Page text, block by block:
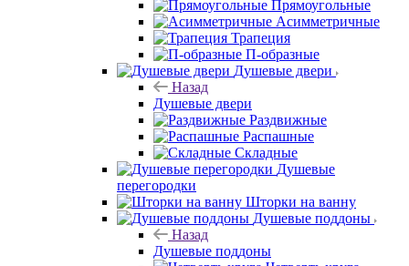
Прямоугольные
Асимметричные
Трапеция
П-образные
Душевые двери
Назад
Душевые двери
Раздвижные
Распашные
Складные
Душевые
перегородки
Шторки на ванну
Душевые поддоны
Назад
Душевые поддоны